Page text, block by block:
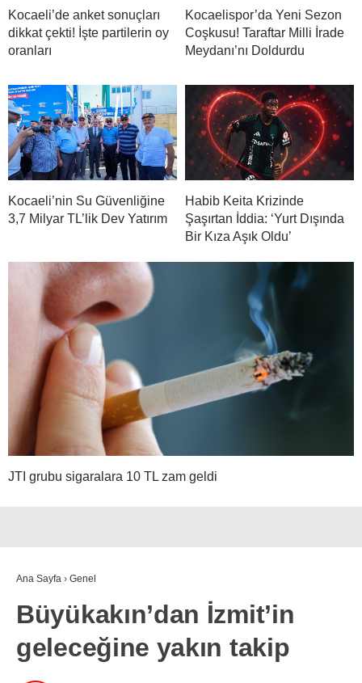
Kocaeli’de anket sonuçları
dikkat çekti! İşte partilerin oy
oranları
Kocaelispor’da Yeni Sezon
Coşkusu! Taraftar Milli İrade
Meydanı’nı Doldurdu
Kocaeli’nin Su Güvenliğine
3,7 Milyar TL’lik Dev Yatırım
Habib Keita Krizinde
Şaşırtan İddia: ‘Yurt Dışında
Bir Kıza Aşık Oldu’
JTI grubu sigaralara 10 TL zam geldi
Ana Sayfa › Genel
Büyükakın’dan İzmit’in
geleceğine yakın takip